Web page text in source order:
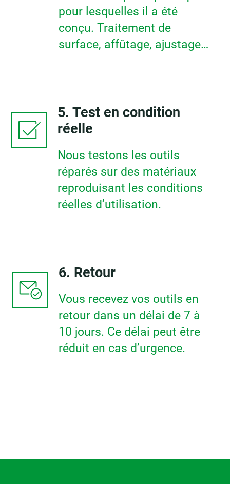
pour lesquelles il a été
conçu. Traitement de
surface, affûtage, ajustage…
5. Test en condition
réelle
Nous testons les outils
réparés sur des matériaux
reproduisant les conditions
réelles d’utilisation.
6. Retour
Vous recevez vos outils en
retour dans un délai de 7 à
10 jours. Ce délai peut être
réduit en cas d’urgence.